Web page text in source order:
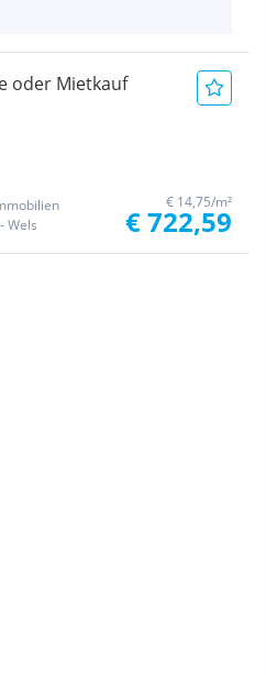
oder Mietkauf
Wels
€ 14,75/m²
€ 722,59